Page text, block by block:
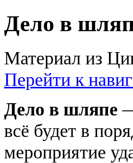
Дело в
Материал из
Перейти к
Дело в шляпе
всё будет в
мероприятие